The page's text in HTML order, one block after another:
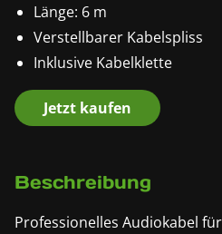
Länge: 6 m
Verstellbarer Kabelspliss
Inklusive Kabelklette
Jetzt kaufen
Beschreibung
Professionelles Audiokabel